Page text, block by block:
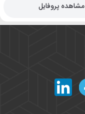
مشاهده پروفایل